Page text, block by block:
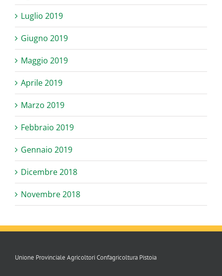
Luglio 2019
Giugno 2019
Maggio 2019
Aprile 2019
Marzo 2019
Febbraio 2019
Gennaio 2019
Dicembre 2018
Novembre 2018
Unione Provinciale Agricoltori Confagricoltura Pistoia